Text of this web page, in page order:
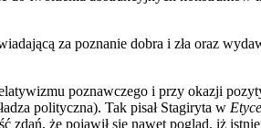
za poznanie dobra i zła oraz
poznawczego i przy okazji
polityczna). Tak pisał Stagiryta w
zdań, że pojawił się nawet pogląd, iż